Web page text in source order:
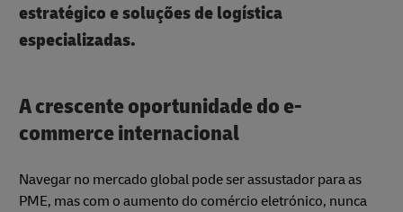
estratégico e soluções de logística
especializadas.
A crescente oportunidade do e-
commerce internacional
Navegar no mercado global pode ser assustador para as
PME, mas com o aumento do comércio eletrónico, nunca